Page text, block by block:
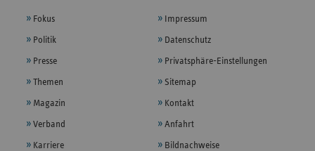
Fokus
Politik
Presse
Themen
Magazin
Verband
Karriere
Impressum
Datenschutz
Privatsphäre-Einstellungen
Sitemap
Kontakt
Anfahrt
Bildnachweise